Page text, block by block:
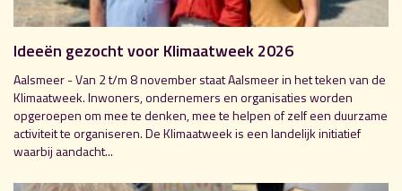
Ideeën gezocht voor Klimaatweek 2026
Aalsmeer - Van 2 t/m 8 november staat Aalsmeer in het teken van de
Klimaatweek. Inwoners, ondernemers en organisaties worden
opgeroepen om mee te denken, mee te helpen of zelf een duurzame
activiteit te organiseren. De Klimaatweek is een landelijk initiatief
waarbij aandacht...